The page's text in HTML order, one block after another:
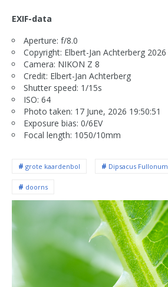
EXIF-data
Aperture: f/8.0
Copyright: Elbert-Jan Achterberg 2026
Camera: NIKON Z 8
Credit: Elbert-Jan Achterberg
Shutter speed: 1/15s
ISO: 64
Photo taken: 17 June, 2026 19:50:51
Exposure bias: 0/6EV
Focal length: 1050/10mm
grote kaardenbol Dipsacus Fullonum
doorns